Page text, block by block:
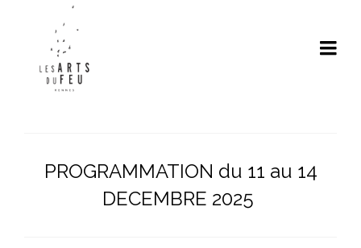
PROGRAMMATION du 11 au 14
DECEMBRE 2025